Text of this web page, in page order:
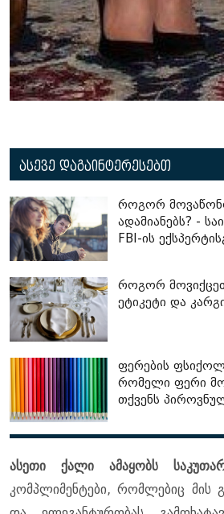
ასევე დაგაინტერესებთ
როგორ
ადამიანებს? -
FBI-ის
როგორ
ეტიკეტი და
ფერების
რომელი ფერი
თქვენს
ასეთი ქალი ამაყობს
კომპლიმენტები, რომლებიც მის